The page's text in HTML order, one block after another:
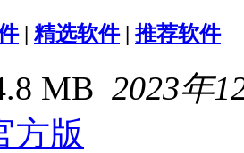
| 精选软件| 推荐软件
MB 2023年
方版